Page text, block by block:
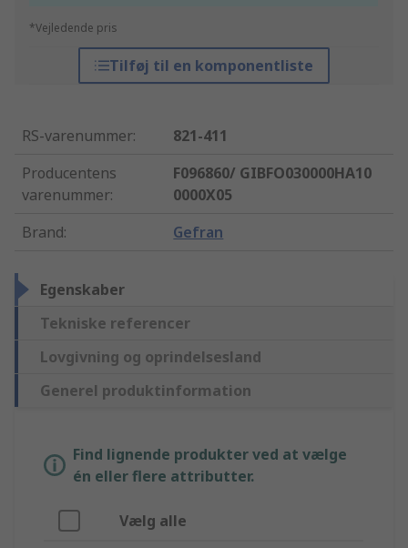
*Vejledende pris
Tilføj til en komponentliste
RS-varenummer:
821-411
Producentens
varenummer:
F096860/ GIBFO030000HA10
0000X05
Brand: Gefran
Egenskaber
Tekniske referencer
Lovgivning og oprindelsesland
Generel produktinformation
Find lignende produkter ved at vælge
én eller flere attributter.
Vælg alle